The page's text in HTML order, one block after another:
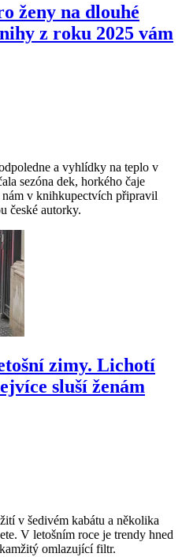
ženy na dlouhé
z roku 2025 vám
a vyhlídky na teplo v
sezóna dek, horkého čaje
v knihkupectvích připravil
české autorky.
zimy. Lichotí
sluší ženám
v šedivém kabátu a několika
V letošním roce je trendy hned
omlazující filtr.